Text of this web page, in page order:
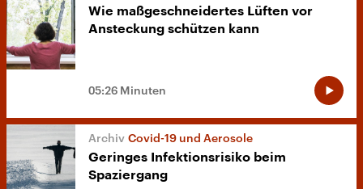
Wie maßgeschneidertes Lüften vor
Ansteckung schützen kann
05:26 Minuten
Covid-19 und Aerosole
Geringes Infektionsrisiko beim
Spaziergang